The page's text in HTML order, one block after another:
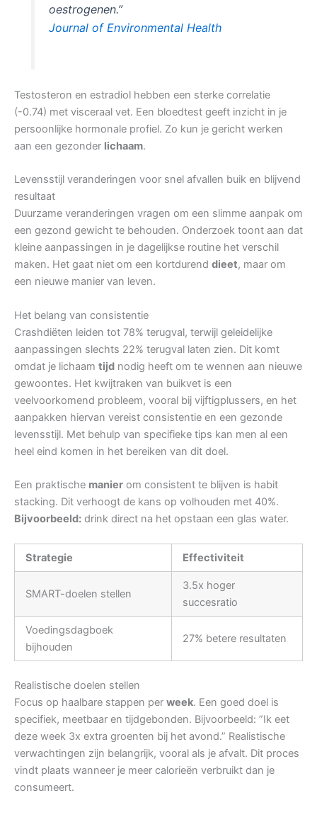
oestrogenen.”
Journal of Environmental Health
Testosteron en estradiol hebben een sterke correlatie
(-0.74) met visceraal vet. Een bloedtest geeft inzicht in je
persoonlijke hormonale profiel. Zo kun je gericht werken
aan een gezonder lichaam.
Levensstijl veranderingen voor snel afvallen buik en blijvend
resultaat
Duurzame veranderingen vragen om een slimme aanpak om
een gezond gewicht te behouden. Onderzoek toont aan dat
kleine aanpassingen in je dagelijkse routine het verschil
maken. Het gaat niet om een kortdurend dieet, maar om
een nieuwe manier van leven.
Het belang van consistentie
Crashdiëten leiden tot 78% terugval, terwijl geleidelijke
aanpassingen slechts 22% terugval laten zien. Dit komt
omdat je lichaam tijd nodig heeft om te wennen aan nieuwe
gewoontes. Het kwijtraken van buikvet is een
veelvoorkomend probleem, vooral bij vijftigplussers, en het
aanpakken hiervan vereist consistentie en een gezonde
levensstijl. Met behulp van specifieke tips kan men al een
heel eind komen in het bereiken van dit doel.
Een praktische manier om consistent te blijven is habit
stacking. Dit verhoogt de kans op volhouden met 40%.
Bijvoorbeeld: drink direct na het opstaan een glas water.
Strategie Effectiviteit
SMART-doelen stellen
3.5x hoger
succesratio
Voedingsdagboek
bijhouden
27% betere resultaten
Realistische doelen stellen
Focus op haalbare stappen per week. Een goed doel is
specifiek, meetbaar en tijdgebonden. Bijvoorbeeld: ”Ik eet
deze week 3x extra groenten bij het avond.” Realistische
verwachtingen zijn belangrijk, vooral als je afvalt. Dit proces
vindt plaats wanneer je meer calorieën verbruikt dan je
consumeert.